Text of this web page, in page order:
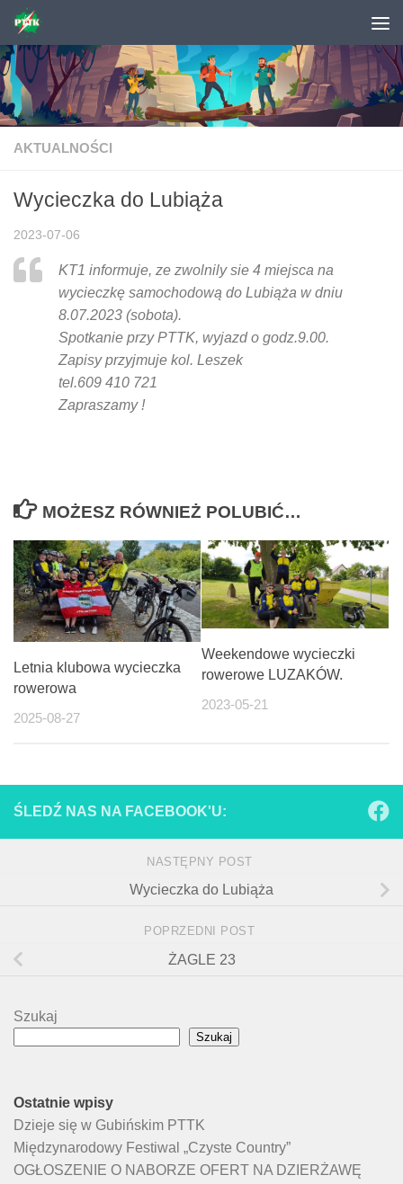
Skip to content
AKTUALNOŚCI
Wycieczka do Lubiąża
2023-07-06
KT1 informuje, ze zwolnily sie 4 miejsca na
wycieczkę samochodową do Lubiąża w dniu
8.07.2023 (sobota).
Spotkanie przy PTTK, wyjazd o godz.9.00.
Zapisy przyjmuje kol. Leszek
tel.609 410 721
Zapraszamy !
MOŻESZ RÓWNIEŻ POLUBIĆ…
Letnia klubowa wycieczka
rowerowa
2025-08-27
Weekendowe wycieczki
rowerowe LUZAKÓW.
2023-05-21
ŚLEDŹ NAS NA FACEBOOK'U:
NASTĘPNY POST
Wycieczka do Lubiąża
POPRZEDNI POST
ŻAGLE 23
Szukaj
Szukaj
Ostatnie wpisy
Dzieje się w Gubińskim PTTK
Międzynarodowy Festiwal „Czyste Country”
OGŁOSZENIE O NABORZE OFERT NA DZIERŻAWĘ